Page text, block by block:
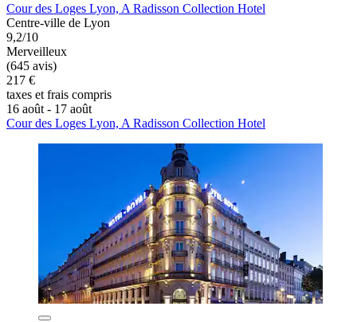
Cour des Loges Lyon, A Radisson Collection Hotel
Centre-ville de Lyon
9,2/10
Merveilleux
(645 avis)
217 €
taxes et frais compris
16 août - 17 août
Cour des Loges Lyon, A Radisson Collection Hotel